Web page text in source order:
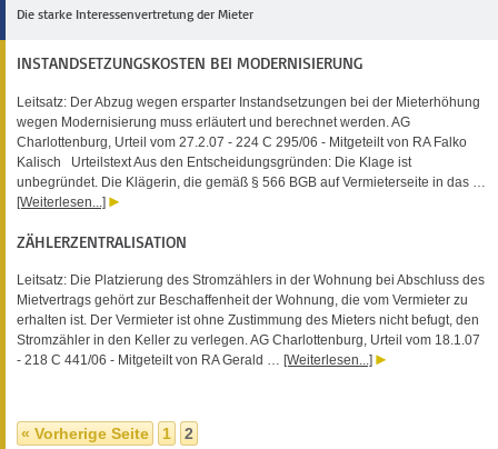
Die starke Interessenvertretung der Mieter
INSTANDSETZUNGSKOSTEN BEI MODERNISIERUNG
Leitsatz: Der Abzug wegen ersparter Instandsetzungen bei der Mieterhöhung
wegen Modernisierung muss erläutert und berechnet werden. AG
Charlottenburg, Urteil vom 27.2.07 - 224 C 295/06 - Mitgeteilt von RA Falko
Kalisch Urteilstext Aus den Entscheidungsgründen: Die Klage ist
unbegründet. Die Klägerin, die gemäß § 566 BGB auf Vermieterseite in das …
[Weiterlesen...]
ZÄHLERZENTRALISATION
Leitsatz: Die Platzierung des Stromzählers in der Wohnung bei Abschluss des
Mietvertrags gehört zur Beschaffenheit der Wohnung, die vom Vermieter zu
erhalten ist. Der Vermieter ist ohne Zustimmung des Mieters nicht befugt, den
Stromzähler in den Keller zu verlegen. AG Charlottenburg, Urteil vom 18.1.07
- 218 C 441/06 - Mitgeteilt von RA Gerald … [Weiterlesen...]
« Vorherige Seite 1 2